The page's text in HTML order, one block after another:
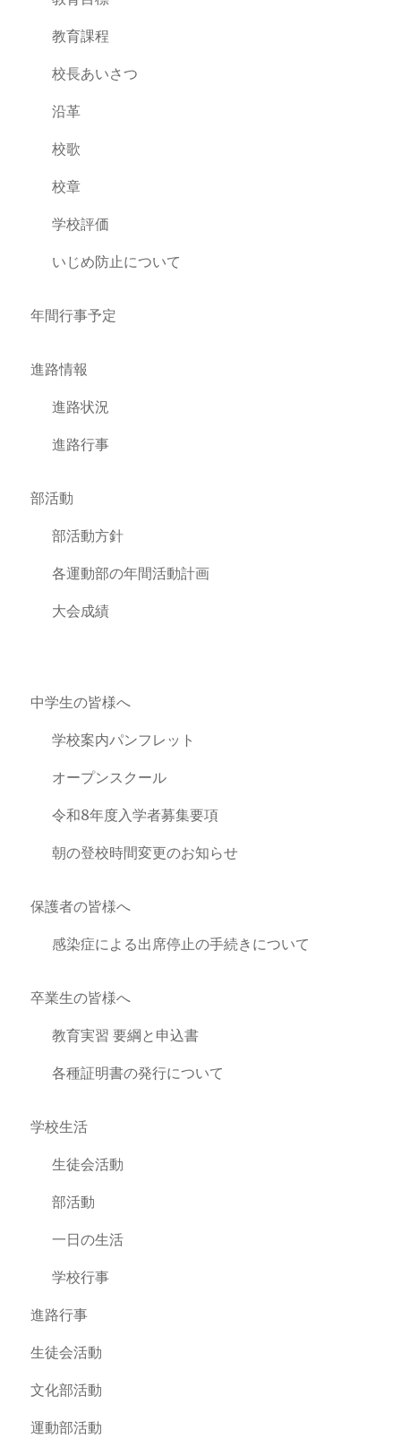
教育課程
校長あいさつ
沿革
校歌
校章
学校評価
いじめ防止について
年間行事予定
進路情報
進路状況
進路行事
部活動
部活動方針
各運動部の年間活動計画
大会成績
中学生の皆様へ
学校案内パンフレット
オープンスクール
令和8年度入学者募集要項
朝の登校時間変更のお知らせ
保護者の皆様へ
感染症による出席停止の手続きについて
卒業生の皆様へ
教育実習 要綱と申込書
各種証明書の発行について
学校生活
生徒会活動
部活動
一日の生活
学校行事
進路行事
生徒会活動
文化部活動
運動部活動